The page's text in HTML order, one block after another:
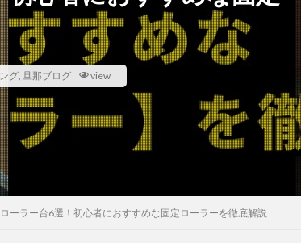
グ, 旦那ブログ view
ーラー台6選！初心者におすすめな固定ローラーを徹底解説